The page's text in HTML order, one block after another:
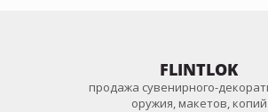
FLINTLOK
продажа сувенирного-
оружия, макетов, копий